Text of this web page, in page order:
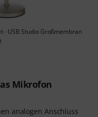
- USB Studio Großmembran
Mikrofon
analogen Anschluss